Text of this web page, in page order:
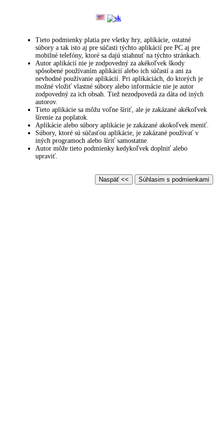
Tieto podmienky platia pre všetky hry, aplikácie, ostatné
súbory a tak isto aj pre súčasti týchto aplikácií pre PC aj pre
mobilné telefóny, ktoré sa dajú stiahnuť na týchto stránkach.
Autor aplikácií nie je zodpovedný za akékoľvek škody
spôsobené používaním aplikácií alebo ich súčastí a ani za
nevhodné používanie aplikácií. Pri aplikáciách, do ktorých je
možné vložiť vlastné súbory alebo informácie nie je autor
zodpovedný za ich obsah. Tiež nezodpovedá za dáta od iných
autorov.
Tieto aplikácie sa môžu voľne šíriť, ale je zakázané akékoľvek
šírenie za poplatok.
Aplikácie alebo súbory aplikácie je zakázané akokoľvek meniť.
Súbory, ktoré sú súčasťou aplikácie, je zakázané používať v
iných programoch alebo šíriť samostatne.
Autor môže tieto podmienky kedykoľvek doplniť alebo
upraviť.